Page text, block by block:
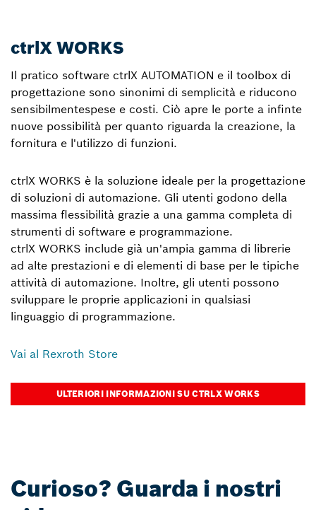
ctrlX WORKS
Il pratico software ctrlX AUTOMATION e il toolbox di
progettazione sono sinonimi di semplicità e riducono
sensibilmentespese e costi. Ciò apre le porte a infinte
nuove possibilità per quanto riguarda la creazione, la
fornitura e l'utilizzo di funzioni.
ctrlX WORKS è la soluzione ideale per la progettazione
di soluzioni di automazione. Gli utenti godono della
massima flessibilità grazie a una gamma completa di
strumenti di software e programmazione.
ctrlX WORKS include già un'ampia gamma di librerie
ad alte prestazioni e di elementi di base per le tipiche
attività di automazione. Inoltre, gli utenti possono
sviluppare le proprie applicazioni in qualsiasi
linguaggio di programmazione.
Vai al Rexroth Store
ULTERIORI INFORMAZIONI SU CTRLX WORKS
Curioso? Guarda i nostri